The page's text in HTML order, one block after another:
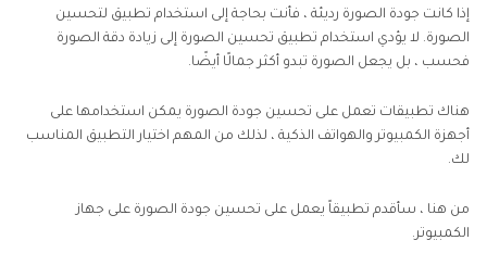
إذا كانت جودة الصورة رديئة ، فأنت بحاجة إلى استخدام تطبيق لتحسين
الصورة. لا يؤدي استخدام تطبيق تحسين الصورة إلى زيادة دقة الصورة
فحسب ، بل يجعل الصورة تبدو أكثر جمالًا أيضًا.
هناك تطبيقات تعمل على تحسين جودة الصورة يمكن استخدامها على
أجهزة الكمبيوتر والهواتف الذكية ، لذلك من المهم اختيار التطبيق المناسب
لك.
من هنا ، سأقدم تطبيقاً يعمل على تحسين جودة الصورة على جهاز
الكمبيوتر.